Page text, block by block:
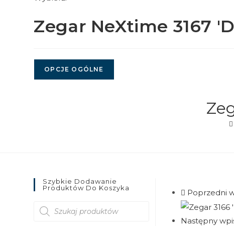
Zegar NeXtime 3167
OPCJE OGÓLNE
Poprzedni
Następny
Szybkie Dodawanie
Produktów Do Koszyka
produktów